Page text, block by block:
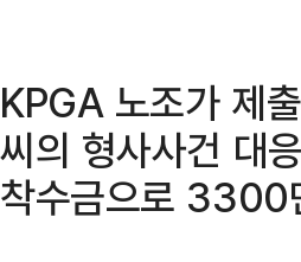
KPGA 노조가 제
씨의 형사사건 대
착수금으로 3300